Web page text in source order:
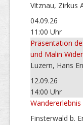
Vitznau, Zirkus
04.09.26
11:00 Uhr
Präsentation
und Malin
Luzern, Hans
12.09.26
14:00 Uhr
Finsterwald b.